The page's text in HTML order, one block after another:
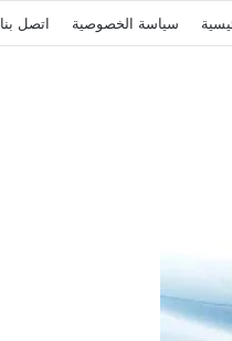
سياسة الخصوصية اتصل بنا